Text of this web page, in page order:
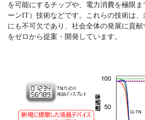
を可能にするチップや、電力消費を極限ま
ーンIT）技術などです。これらの技術は
にも不可欠であり、社会全体の発展に貢
をゼロから提案・開発しています。